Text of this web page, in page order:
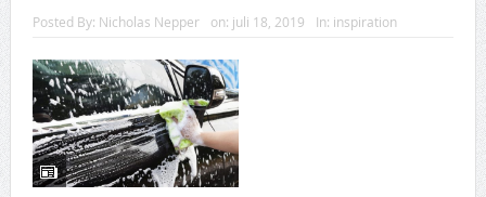
Posted By: Nicholas Nepper on: juli 18, 2019 In: inspiration